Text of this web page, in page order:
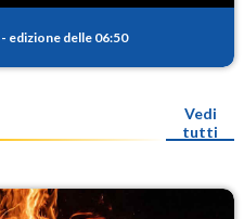
- edizione delle 06:50
Vedi
tutti